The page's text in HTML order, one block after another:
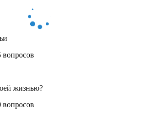
вопросов
жизнью?
вопросов